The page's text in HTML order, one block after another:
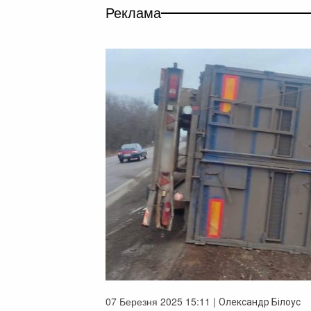
Реклама
07 Березня 2025 15:11 | Олександр Білоус